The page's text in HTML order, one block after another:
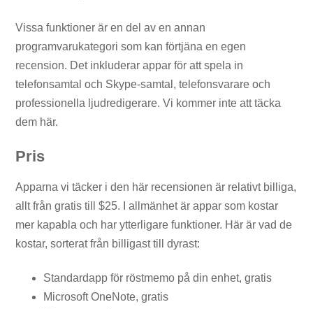
Vissa funktioner är en del av en annan
programvarukategori som kan förtjäna en egen
recension. Det inkluderar appar för att spela in
telefonsamtal och Skype-samtal, telefonsvarare och
professionella ljudredigerare. Vi kommer inte att täcka
dem här.
Pris
Apparna vi täcker i den här recensionen är relativt billiga,
allt från gratis till $25. I allmänhet är appar som kostar
mer kapabla och har ytterligare funktioner. Här är vad de
kostar, sorterat från billigast till dyrast:
Standardapp för röstmemo på din enhet, gratis
Microsoft OneNote, gratis